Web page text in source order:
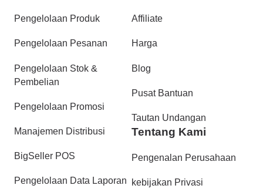
Pengelolaan Produk
Pengelolaan Pesanan
Pengelolaan Stok &
Pembelian
Pengelolaan Promosi
Manajemen Distribusi
BigSeller POS
Pengelolaan Data Laporan
Affiliate
Harga
Blog
Pusat Bantuan
Tautan Undangan
Tentang Kami
Pengenalan Perusahaan
kebijakan Privasi